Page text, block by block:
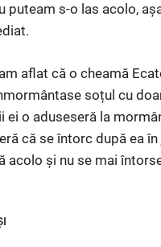
puteam s-o las acolo,
aflat că o cheamă
soțul cu
ei o aduseseră la
că se întorc după ea
acolo și nu se mai